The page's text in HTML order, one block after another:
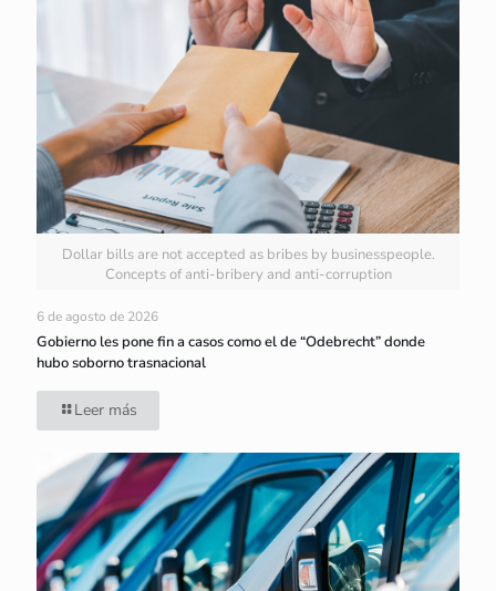
Dollar bills are not accepted as bribes by businesspeople.
Concepts of anti-bribery and anti-corruption
6 de agosto de 2026
Gobierno les pone fin a casos como el de “Odebrecht” donde
hubo soborno trasnacional
Leer más